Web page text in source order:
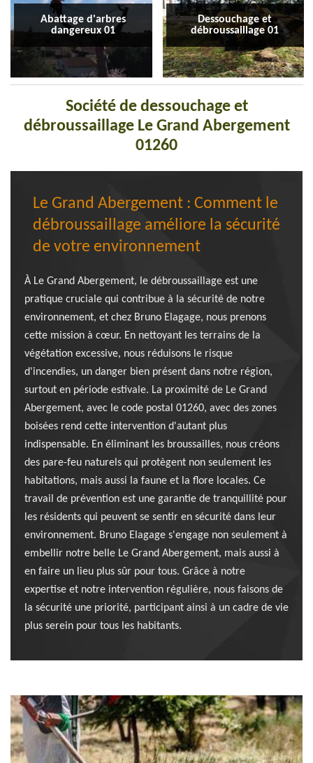
Abattage d'arbres
dangereux 01
Dessouchage et
débroussaillage 01
Société de dessouchage et
débroussaillage Le Grand Abergement
01260
Le Grand Abergement : Comment le
débroussaillage améliore la sécurité
de votre environnement
À Le Grand Abergement, le débroussaillage est une
pratique cruciale qui contribue à la sécurité de notre
environnement, et chez Bruno Elagage, nous prenons
cette mission à cœur. En nettoyant les terrains de la
végétation excessive, nous réduisons le risque
d'incendies, un danger bien présent dans notre région,
surtout en période estivale. La proximité de Le Grand
Abergement, avec le code postal 01260, avec des zones
boisées rend cette intervention d'autant plus
indispensable. En éliminant les broussailles, nous créons
des pare-feu naturels qui protègent non seulement les
habitations, mais aussi la faune et la flore locales. Ce
travail de prévention est une garantie de tranquillité pour
les résidents qui peuvent se sentir en sécurité dans leur
environnement. Bruno Elagage s'engage non seulement à
embellir notre belle Le Grand Abergement, mais aussi à
en faire un lieu plus sûr pour tous. Grâce à notre
expertise et notre intervention régulière, nous faisons de
la sécurité une priorité, participant ainsi à un cadre de vie
plus serein pour tous les habitants.